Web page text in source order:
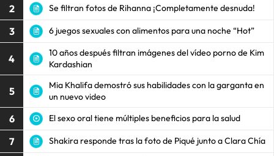
2 Se filtran fotos de Rihanna ¡Completamente desnuda!
3 6 juegos sexuales con alimentos para una noche “Hot”
4
10 años después filtran imágenes del vídeo porno de Kim
Kardashian
5
Mia Khalifa demostró sus habilidades con la garganta en
un nuevo video
6 El sexo oral tiene múltiples beneficios para la salud
7 Shakira responde tras la foto de Piqué junto a Clara Chía